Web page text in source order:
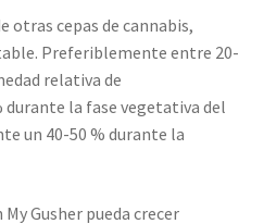
otras cepas de cannabis,
Preferiblemente entre 20-
relativa de
la fase vegetativa del
un 40-50 % durante la
Gusher pueda crecer